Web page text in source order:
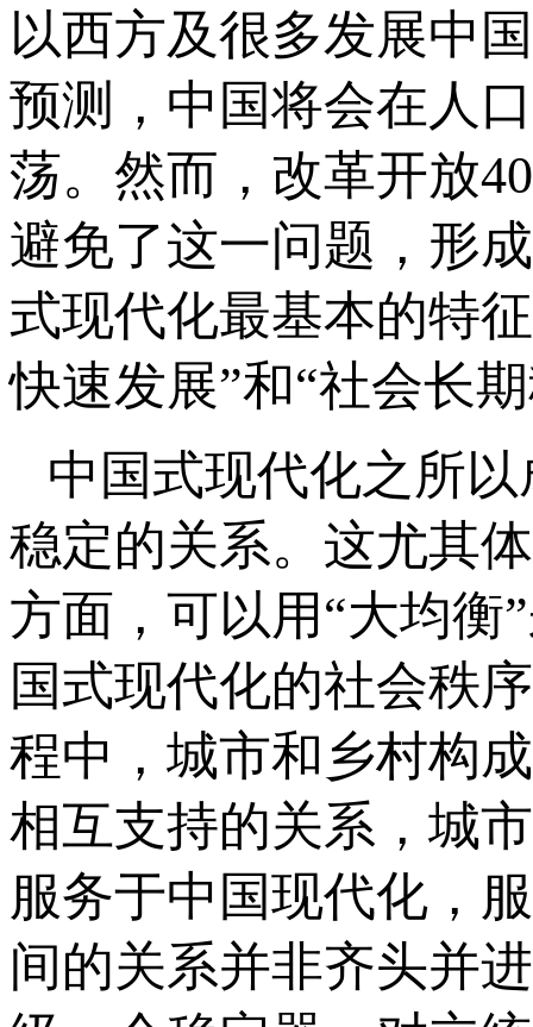
以西方及很多发展中
预测，中国将会在人
荡。然而，改革开放
避免了这一问题，形
式现代化最基本的特
快速发展”和“社会长
中国式现代化之所
稳定的关系。这尤其
方面，可以用“大均衡
国式现代化的社会秩
程中，城市和乡村构
相互支持的关系，城
服务于中国现代化，
间的关系并非齐头并